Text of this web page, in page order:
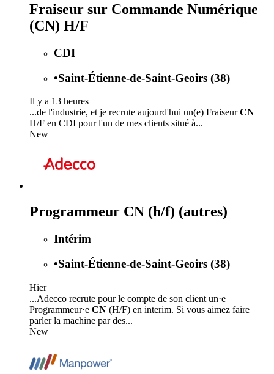
Fraiseur sur Commande Numérique
(CN) H/F
CDI
•Saint-Étienne-de-Saint-Geoirs (38)
Il y a 13 heures
...de l'industrie, et je recrute aujourd'hui un(e) FraiseurCN
H/F en CDI pour l'un de mes clients situé à...
New
Programmeur CN (h/f) (autres)
Intérim
•Saint-Étienne-de-Saint-Geoirs (38)
Hier
...Adecco recrute pour le compte de son client un·e
Programmeur·e CN (H/F) en interim. Si vous aimez faire
parler la machine par des...
New